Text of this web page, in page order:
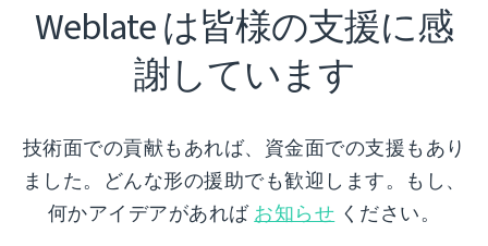
Weblate は皆様の支援に感
謝しています
技術面での貢献もあれば、資金面での支援もあり
ました。どんな形の援助でも歓迎します。もし、
何かアイデアがあれば お知らせ ください。